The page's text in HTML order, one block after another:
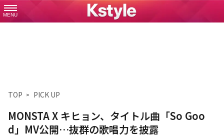
MENU
TOP PICK UP
MONSTA X キヒョン、タイトル曲「So Goo
d」MV公開…抜群の歌唱力を披露